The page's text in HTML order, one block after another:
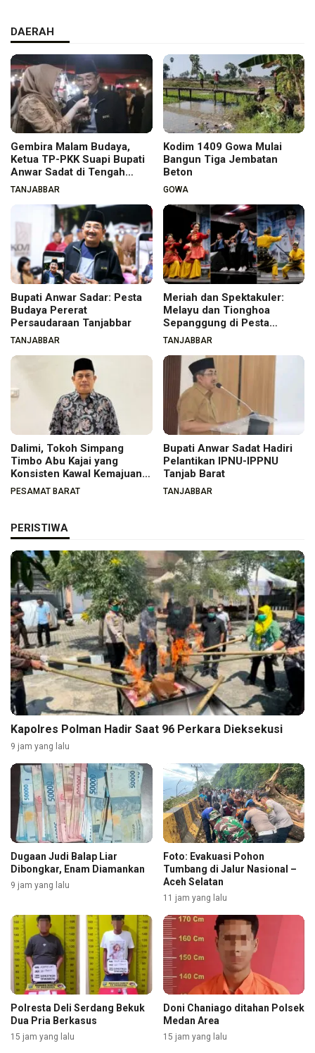
DAERAH
Gembira Malam Budaya,
Ketua TP-PKK Suapi Bupati
Anwar Sadat di Tengah
Warga
TANJABBAR
Kodim 1409 Gowa Mulai
Bangun Tiga Jembatan
Beton
GOWA
Bupati Anwar Sadar: Pesta
Budaya Pererat
Persaudaraan Tanjabbar
TANJABBAR
Meriah dan Spektakuler:
Melayu dan Tionghoa
Sepanggung di Pesta
Budaya Tanjabbar
TANJABBAR
Dalimi, Tokoh Simpang
Timbo Abu Kajai yang
Konsisten Kawal Kemajuan
Nagari
PESAMAT BARAT
Bupati Anwar Sadat Hadiri
Pelantikan IPNU-IPPNU
Tanjab Barat
TANJABBAR
PERISTIWA
Kapolres Polman Hadir Saat 96 Perkara Dieksekusi
9 jam yang lalu
Dugaan Judi Balap Liar
Dibongkar, Enam Diamankan
9 jam yang lalu
Foto: Evakuasi Pohon
Tumbang di Jalur Nasional –
Aceh Selatan
11 jam yang lalu
Polresta Deli Serdang Bekuk
Dua Pria Berkasus
15 jam yang lalu
Doni Chaniago ditahan Polsek
Medan Area
15 jam yang lalu